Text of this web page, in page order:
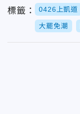
標籤： 0426上凱道
大罷免潮